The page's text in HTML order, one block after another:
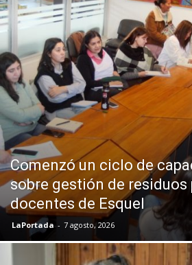
Comenzó un ciclo de
sobre gestión de residuos
docentes de Esquel
LaPortada - 7 agosto, 2026